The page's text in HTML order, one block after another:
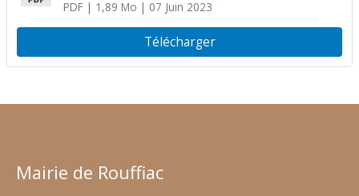
PDF| 1,89 Mo | 07 Juin 2023
Télécharger
Mairie de Rouffiac